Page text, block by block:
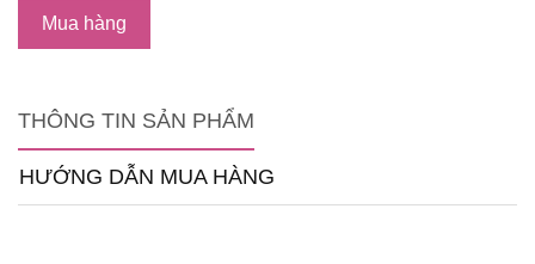
Mua hàng
THÔNG TIN SẢN PHẨM
HƯỚNG DẪN MUA HÀNG